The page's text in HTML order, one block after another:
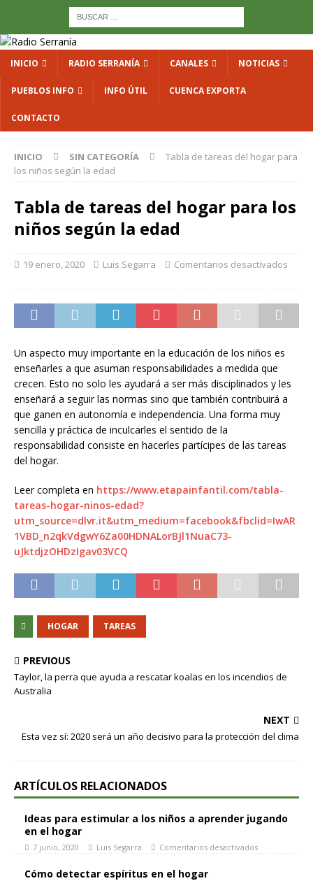
INICIO RADIO SERRANÍA CANALES NOTICIAS
PUEBLOS INFO INFO ÚTIL CUENCA EXPORTA
CONTACTO
INICIO SIN CATEGORÍA
Tabla de tareas del hogar para
los niños según la edad
Tabla de tareas del hogar para los
niños según la edad
19 enero, 2020 Luis Segarra Comentarios desactivados
Un aspecto muy importante en la educación de los niños es
enseñarles a que asuman responsabilidades a medida que
crecen. Esto no solo les ayudará a ser más disciplinados y les
enseñará a seguir las normas sino que también contribuirá a
que ganen en autonomía e independencia. Una forma muy
sencilla y práctica de inculcarles el sentido de la
responsabilidad consiste en hacerles partícipes de las tareas
del hogar.
Leer completa en https://www.etapainfantil.com/tabla-
tareas-hogar-ninos-edad?
utm_source=dlvr.it&utm_medium=facebook&fbclid=IwAR
1VBD_n2qkVdgwY6Za00HDNALorBJl1NuaC73-
uJktdjzOHDzIgav03VCQ
HOGAR TAREAS
PREVIOUS
Taylor, la perra que ayuda a rescatar koalas en los incendios de
Australia
NEXT
Esta vez sí: 2020 será un año decisivo para la protección del clima
ARTÍCULOS RELACIONADOS
Ideas para estimular a los niños a aprender jugando
en el hogar
7 junio, 2020 Luis Segarra Comentarios desactivados
Cómo detectar espíritus en el hogar